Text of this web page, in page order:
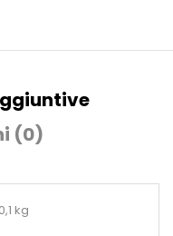
(0)
0,1 kg